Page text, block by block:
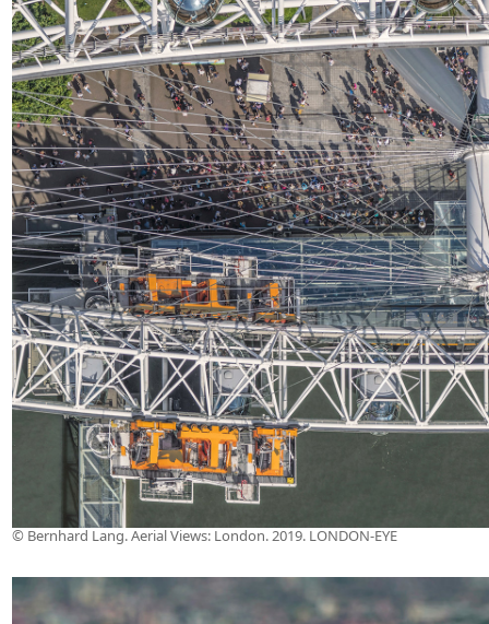
© Bernhard Lang. Aerial Views: London. 2019. LONDON-EYE